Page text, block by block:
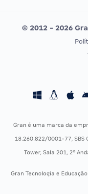
Editais publicados
CONCURSOS POR
Concursos Fiscais
Concursos Saúde
Residência
© 2012 - 2026
Gran é uma marca da
18.260.822/0001-77, SBS
Tower, Sala 201, 2º
Gran Tecnologia e